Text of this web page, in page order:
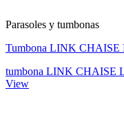
Parasoles y tumbonas
Tumbona LINK CHAISE
tumbona LINK CHAISE
View